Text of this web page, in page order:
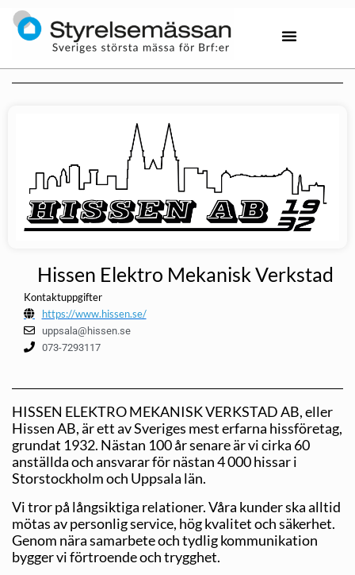
Hissen Elektro Mekanisk Verkstad
Kontaktuppgifter
https://www.hissen.se/
uppsala@hissen.se
073-7293117
HISSEN ELEKTRO MEKANISK VERKSTAD AB, eller
Hissen AB, är ett av Sveriges mest erfarna hissföretag,
grundat 1932. Nästan 100 år senare är vi cirka 60
anställda och ansvarar för nästan 4 000 hissar i
Storstockholm och Uppsala län.
Vi tror på långsiktiga relationer. Våra kunder ska alltid
mötas av personlig service, hög kvalitet och säkerhet.
Genom nära samarbete och tydlig kommunikation
bygger vi förtroende och trygghet.